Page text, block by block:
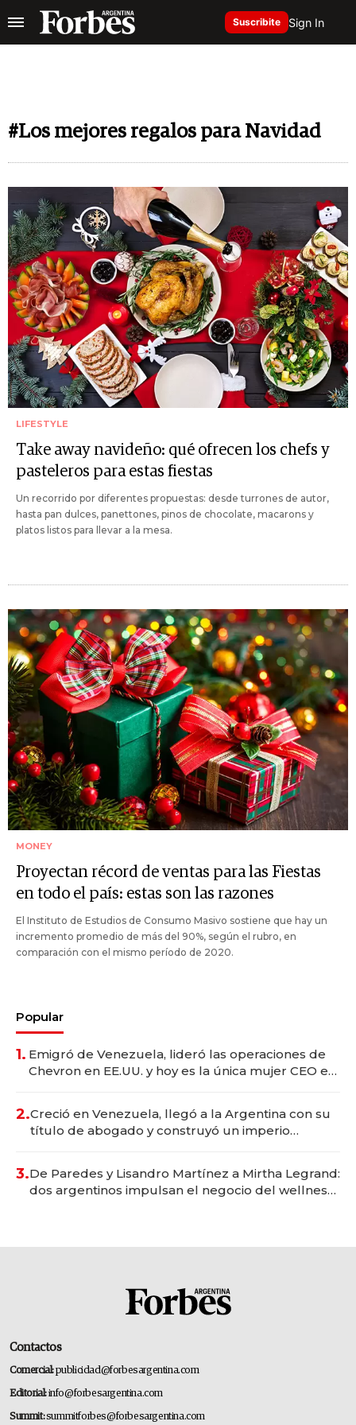
Suscribite Sign In
#Los mejores regalos para Navidad
LIFESTYLE
Take away navideño: qué ofrecen los chefs y
pasteleros para estas fiestas
Un recorrido por diferentes propuestas: desde turrones de autor,
hasta pan dulces, panettones, pinos de chocolate, macarons y
platos listos para llevar a la mesa.
MONEY
Proyectan récord de ventas para las Fiestas
en todo el país: estas son las razones
El Instituto de Estudios de Consumo Masivo sostiene que hay un
incremento promedio de más del 90%, según el rubro, en
comparación con el mismo período de 2020.
Popular
1. Emigró de Venezuela, lideró las operaciones de
Chevron en EE.UU. y hoy es la única mujer CEO en
2.Creció en Venezuela, llegó a la Argentina con su
título de abogado y construyó un imperio
3.De Paredes y Lisandro Martínez a Mirtha Legrand:
dos argentinos impulsan el negocio del wellness
Contactos
Comercial:publicidad@forbesargentina.com
Editorial:info@forbesargentina.com
Summit:summitforbes@forbesargentina.com